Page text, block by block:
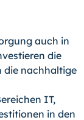
auch in
die
die nachhaltige
IT,
in den